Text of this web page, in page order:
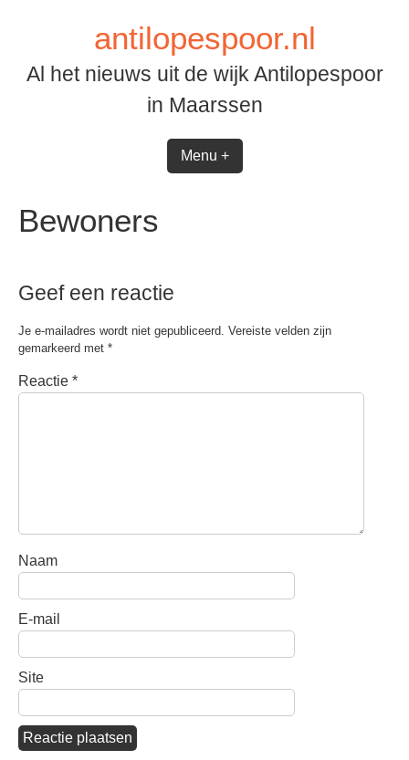
antilopespoor.nl
Al het nieuws uit de wijk Antilopespoor
in Maarssen
Menu +
Bewoners
Geef een reactie
Je e-mailadres wordt niet gepubliceerd. Vereiste velden zijn
gemarkeerd met *
Reactie *
Naam
E-mail
Site